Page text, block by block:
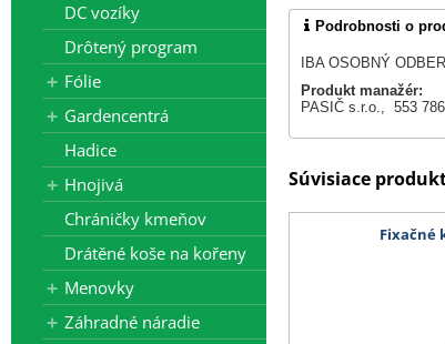
DC vozíky
Drôtený program
Fólie
Gardencentrá
Hadice
Hnojivá
Chráničky kmeňov
Drátěné koše na kořeny
Menovky
Záhradné náradie
Podrobnosti o
IBA OSOBNÝ
Produkt manažér:
PASIČ s.r.o., 553
Súvisiace
Fixačné